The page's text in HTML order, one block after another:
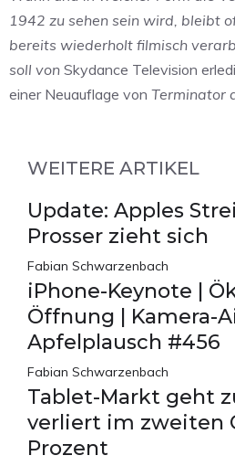
1942 zu sehen sein wird, bleibt
bereits wiederholt filmisch
soll von Skydance Television
einer Neuauflage von Terminator
WEITERE ARTIKEL
Update: Apples
Prosser zieht sich
Fabian Schwarzenbach
iPhone-Keynote |
Öffnung | Kamera-
Apfelplausch #456
Fabian Schwarzenbach
Tablet-Markt geht
verliert im zweiten
Prozent